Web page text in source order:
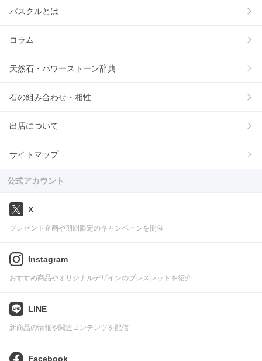
パスクルとは
コラム
天然石・パワーストーン辞典
石の組み合わせ・相性
出店について
サイトマップ
公式アカウント
X
プレゼント企画や期間限定のキャンペーンを開催
Instagram
おすすめ商品やオリジナルデザインのブレスレットを紹介
LINE
新商品の情報や関連コンテンツを配信
Facebook